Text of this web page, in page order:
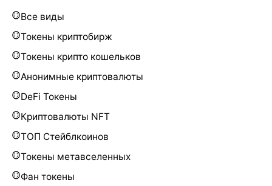
Все виды
Токены криптобирж
Токены крипто кошельков
Анонимные криптовалюты
DeFi Токены
Криптовалюты NFT
ТОП Стейблкоинов
Токены метавселенных
Фан токены